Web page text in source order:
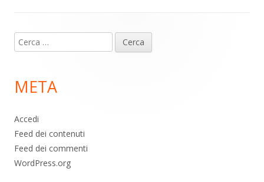
piè
pagina
Ricerca
per:
META
Accedi
Feed dei contenuti
Feed dei commenti
WordPress.org